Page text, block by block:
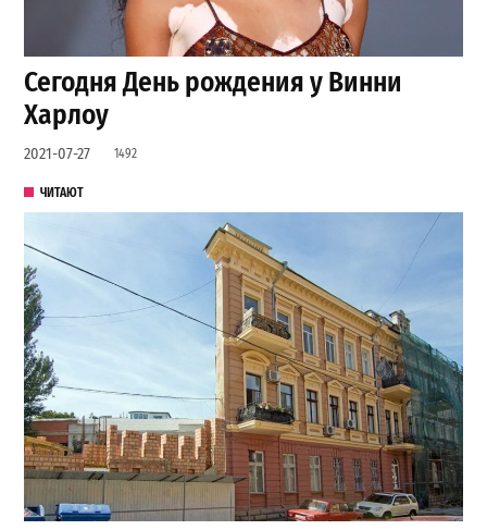
Сегодня День рождения у Винни
Харлоу
2021-07-27 1492
ЧИТАЮТ